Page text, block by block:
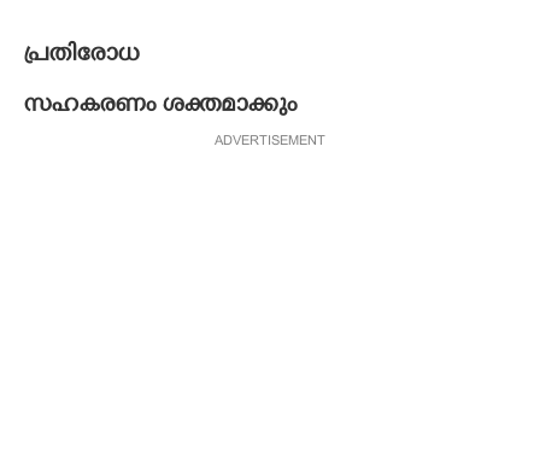
പ്രതിരോധ
സഹകരണം ശക്തമാക്കും
ADVERTISEMENT